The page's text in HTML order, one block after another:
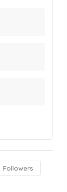
Followers